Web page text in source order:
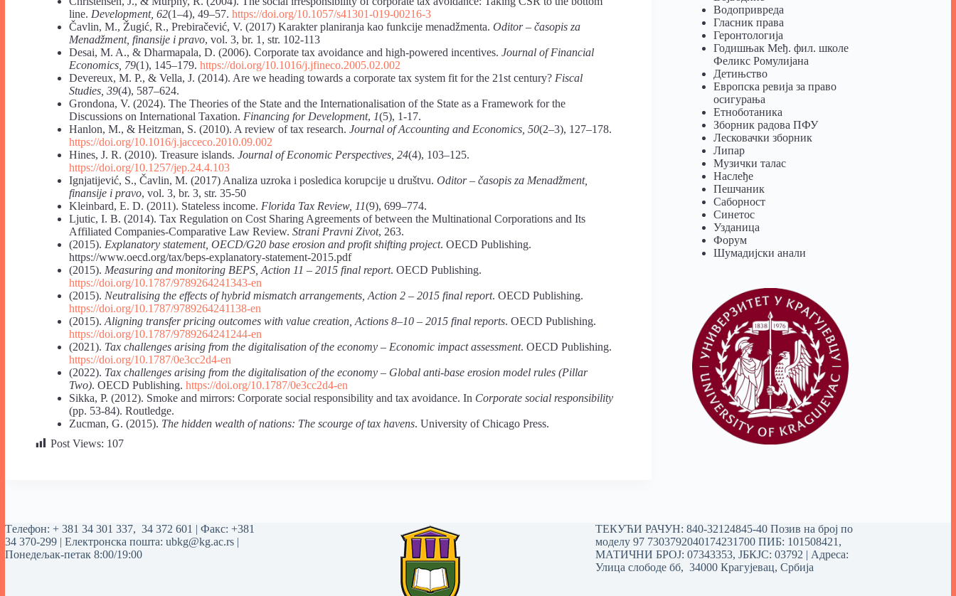
line. Development, 62(1–4), 49–57. https://doi.org/10.1057/s41301-019-00216-3
Čavlin, M., Žugić, R., Prebiračević, V. (2017) Karakter planiranja kao funkcije menadžmenta. Oditor – časopis za
Menadžment, finansije i pravo, vol. 3, br. 1, str. 102-113
Desai, M. A., & Dharmapala, D. (2006). Corporate tax avoidance and high-powered incentives. Journal of Financial
Economics, 79(1), 145–179. https://doi.org/10.1016/j.jfineco.2005.02.002
Devereux, M. P., & Vella, J. (2014). Are we heading towards a corporate tax system fit for the 21st century? Fiscal
Studies, 39(4), 587–624.
Grondona, V. (2024). The Theories of the State and the Internationalisation of the State as a Framework for the
Discussions on International Taxation. Financing for Development, 1(5), 1-17.
Hanlon, M., & Heitzman, S. (2010). A review of tax research. Journal of Accounting and Economics, 50(2–3), 127–178.
https://doi.org/10.1016/j.jacceco.2010.09.002
Hines, J. R. (2010). Treasure islands. Journal of Economic Perspectives, 24(4), 103–125.
https://doi.org/10.1257/jep.24.4.103
Ignjatijević, S., Čavlin, M. (2017) Analiza uzroka i posledica korupcije u društvu. Oditor – časopis za Menadžment,
finansije i pravo, vol. 3, br. 3, str. 35-50
Kleinbard, E. D. (2011). Stateless income. Florida Tax Review, 11(9), 699–774.
Ljutic, I. B. (2014). Tax Regulation on Cost Sharing Agreements of between the Multinational Corporations and Its
Affiliated Companies-Comparative Law Review. Strani Pravni Zivot, 263.
(2015). Explanatory statement, OECD/G20 base erosion and profit shifting project. OECD Publishing.
https://www.oecd.org/tax/beps-explanatory-statement-2015.pdf
(2015). Measuring and monitoring BEPS, Action 11 – 2015 final report. OECD Publishing.
https://doi.org/10.1787/9789264241343-en
(2015). Neutralising the effects of hybrid mismatch arrangements, Action 2 – 2015 final report. OECD Publishing.
https://doi.org/10.1787/9789264241138-en
(2015). Aligning transfer pricing outcomes with value creation, Actions 8–10 – 2015 final reports. OECD Publishing.
https://doi.org/10.1787/9789264241244-en
(2021). Tax challenges arising from the digitalisation of the economy – Economic impact assessment. OECD Publishing.
https://doi.org/10.1787/0e3cc2d4-en
(2022). Tax challenges arising from the digitalisation of the economy – Global anti-base erosion model rules (Pillar
Two). OECD Publishing. https://doi.org/10.1787/0e3cc2d4-en
Sikka, P. (2012). Smoke and mirrors: Corporate social responsibility and tax avoidance. In Corporate social responsibility
(pp. 53-84). Routledge.
Zucman, G. (2015). The hidden wealth of nations: The scourge of tax havens. University of Chicago Press.
Post Views: 107
Водопривреда
Гласник права
Геронтологија
Годишњак Међ. фил. школе
Феликс Ромулијана
Детињство
Европска ревија за право
осигурања
Eтноботаника
Зборник радова ПФУ
Лесковачки зборник
Липар
Музички талас
Наслеђе
Пешчаник
Саборност
Синетос
Узданица
Форум
Шумадијски анали
Tелефон: + 381 34 301 337, 34 372 601 | Факс: +381
34 370-299 | Електронска пошта: ubkg@kg.ac.rs |
Понедељак-петак 8:00/19:00
ТЕКУЋИ РАЧУН: 840-32124845-40 Позив на број по
моделу 97 7303792040174231700ПИБ: 101508421,
МАТИЧНИ БРОЈ: 07343353, ЈБКЈС: 03792 | Aдреса:
Улица слободе бб, 34000 Крагујевац, Србија